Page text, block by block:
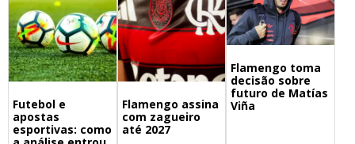
Futebol e
apostas
esportivas: como
Flamengo assina
com zagueiro
até 2027
Flamengo toma
decisão sobre
futuro de Matías
Viña